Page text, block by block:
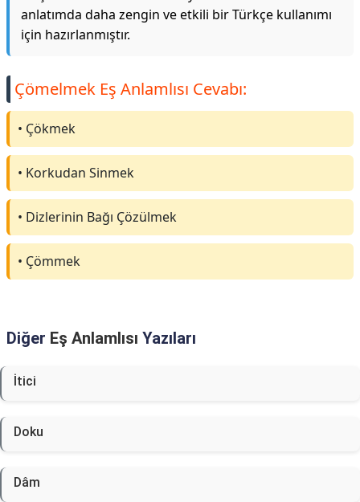
anlatımda daha zengin ve etkili bir Türkçe kullanımı
için hazırlanmıştır.
Çömelmek Eş Anlamlısı Cevabı:
• Çökmek
• Korkudan Sinmek
• Dizlerinin Bağı Çözülmek
• Çömmek
Diğer Eş Anlamlısı Yazıları
İtici
Doku
Dâm